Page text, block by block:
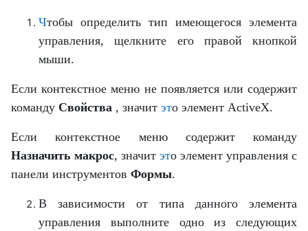
Чтобы определить тип имеющегося элемента
управления, щелкните его правой кнопкой
мыши.
Если контекстное меню не появляется или содержит
команду Свойства , значит это элемент ActiveX.
Если контекстное меню содержит команду
Назначить макрос, значит это элемент управления с
панели инструментов Формы.
В зависимости от типа данного элемента
управления выполните одно из следующих